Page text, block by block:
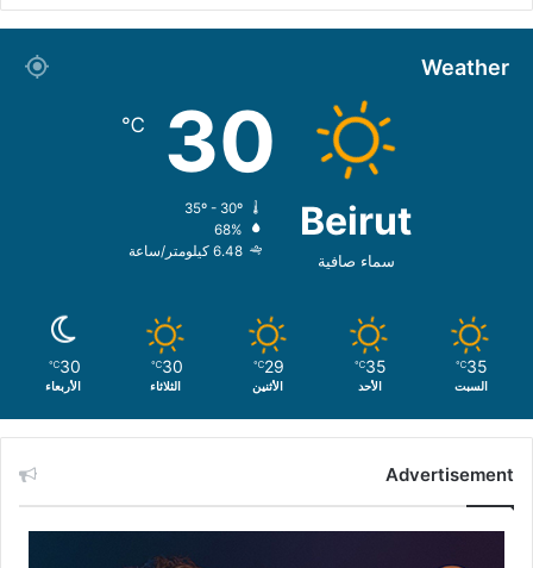
Weather
Beirut
سماء صافية
30
℃
68%
6.48 كيلومتر/ساعة
35
℃
السبت
35
℃
الأحد
29
℃
الأثنين
30
℃
الثلاثاء
30
℃
الأربعاء
Advertisement